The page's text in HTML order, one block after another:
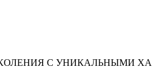
С УНИКАЛЬНЫМИ